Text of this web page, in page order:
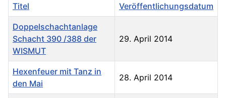
Titel Veröffentlichungsdatum
Doppelschachtanlage
Schacht 390 /388 der
WISMUT
29. April 2014
Hexenfeuer mit Tanz in
den Mai
28. April 2014